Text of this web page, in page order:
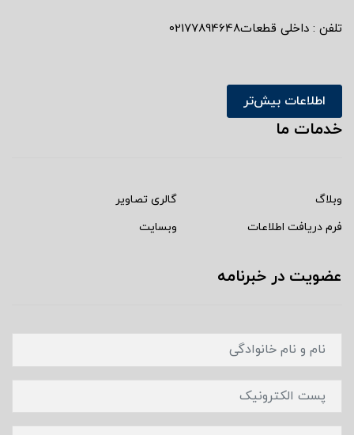
تلفن : داخلی قطعات02177894648
اطلاعات بیش‌تر
خدمات ما
وبلاگ
گالری تصاویر
فرم دریافت اطلاعات
وبسایت
عضویت در خبرنامه